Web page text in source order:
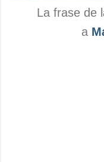
La frase de
a